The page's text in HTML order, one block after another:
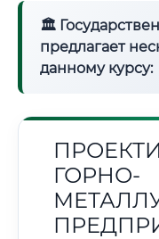
🏛
предлагает
данному курсу:
ГОРНО-